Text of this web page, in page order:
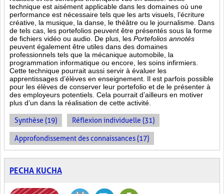
technique est aisément applicable dans les domaines où une
performance est nécessaire tels que les arts visuels, l’écriture
créative, la musique, la danse, le théâtre ou le journalisme. Dans
de tels cas, les portefolios peuvent être présentés sous la forme
de fichiers vidéo ou audio. De plus, les Portefolios annotés
peuvent également être utiles dans des domaines
professionnels tels que la mécanique automobile, la
programmation informatique ou encore, les soins infirmiers.
Cette technique pourrait aussi servir à évaluer les
apprentissages d’élèves en enseignement. Il est parfois possible
pour les élèves de conserver leur portefolio et de le présenter à
des employeurs potentiels. Cela pourrait d’ailleurs en motiver
plus d’un dans la réalisation de cette activité.
Synthèse (19) Réflexion individuelle (31)
Approfondissement des connaissances (17)
PECHA KUCHA